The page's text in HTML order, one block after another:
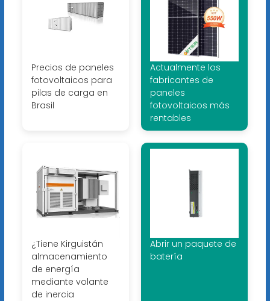
Precios de paneles
fotovoltaicos para
pilas de carga en
Brasil
Actualmente los
fabricantes de
paneles
fotovoltaicos más
rentables
¿Tiene Kirguistán
almacenamiento
de energía
mediante volante
de inercia
Abrir un paquete de
batería